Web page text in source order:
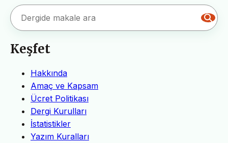
Keşfet
Hakkında
Amaç ve Kapsam
Ücret Politikası
Dergi Kurulları
İstatistikler
Yazım Kuralları